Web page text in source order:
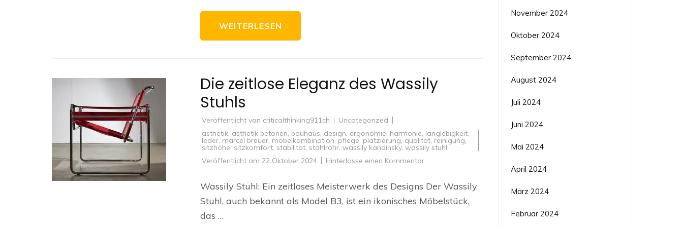
WEITERLESEN
Die zeitlose Eleganz des Wassily
Stuhls
Veröffentlicht von criticalthinking911ch
Uncategorized
ästhetik, ästhetik betonen, bauhaus, design, ergonomie, harmonie, langlebigkeit,
leder, marcel breuer, möbelkombination, pflege, platzierung, qualität, reinigung,
sitzhöhe, sitzkomfort, stabilität, stahlrohr, wassily kandinsky, wassily stuhl
Veröffentlicht am 22 Oktober 2024 Hinterlasse einen Kommentarzu
Eleganz
des
Wassily
Stuhls
Wassily Stuhl: Ein zeitloses Meisterwerk des Designs Der Wassily
Stuhl, auch bekannt als Model B3, ist ein ikonisches Möbelstück,
das …
November 2024
Oktober 2024
September 2024
August 2024
Juli 2024
Juni 2024
Mai 2024
April 2024
März 2024
Februar 2024